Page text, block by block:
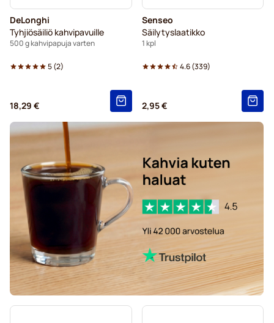
DeLonghi
Tyhjiösäiliö kahvipavuille
500 g kahvipapuja varten
5(2)
18,29 €
Senseo
Säilytyslaatikko
1 kpl
4.6(339)
2,95 €